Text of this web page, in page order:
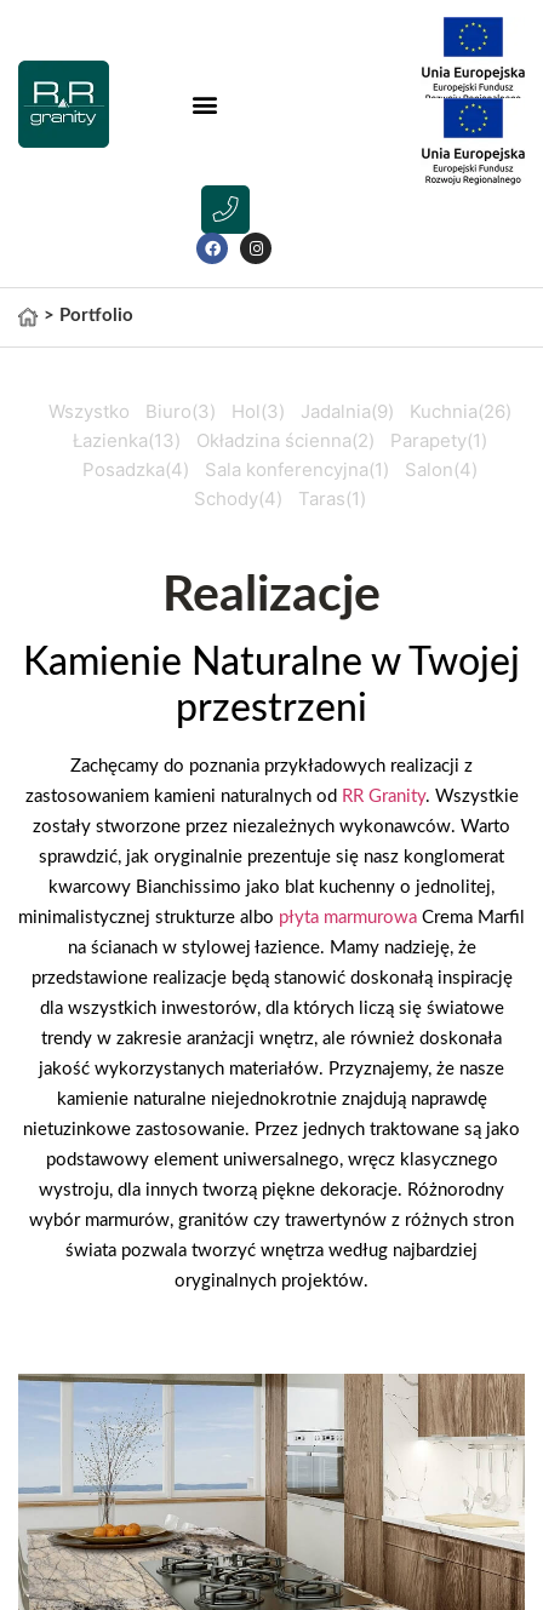
> Portfolio
Wszystko Biuro(3) Hol (3) Jadalnia(9) Kuchnia(26)
Łazienka(13) Okładzina ścienna(2) Parapety(1)
Posadzka(4) Sala konferencyjna(1) Salon(4)
Schody(4) Taras(1)
Realizacje
Kamienie Naturalne w Twojej
przestrzeni
Zachęcamy do poznania przykładowych realizacji z
zastosowaniem kamieni naturalnych od RR Granity. Wszystkie
zostały stworzone przez niezależnych wykonawców. Warto
sprawdzić, jak oryginalnie prezentuje się nasz konglomerat
kwarcowy Bianchissimo jako blat kuchenny o jednolitej,
minimalistycznej strukturze albo płyta marmurowa Crema Marfil
na ścianach w stylowej łazience. Mamy nadzieję, że
przedstawione realizacje będą stanowić doskonałą inspirację
dla wszystkich inwestorów, dla których liczą się światowe
trendy w zakresie aranżacji wnętrz, ale również doskonała
jakość wykorzystanych materiałów. Przyznajemy, że nasze
kamienie naturalne niejednokrotnie znajdują naprawdę
nietuzinkowe zastosowanie. Przez jednych traktowane są jako
podstawowy element uniwersalnego, wręcz klasycznego
wystroju, dla innych tworzą piękne dekoracje. Różnorodny
wybór marmurów, granitów czy trawertynów z różnych stron
świata pozwala tworzyć wnętrza według najbardziej
oryginalnych projektów.